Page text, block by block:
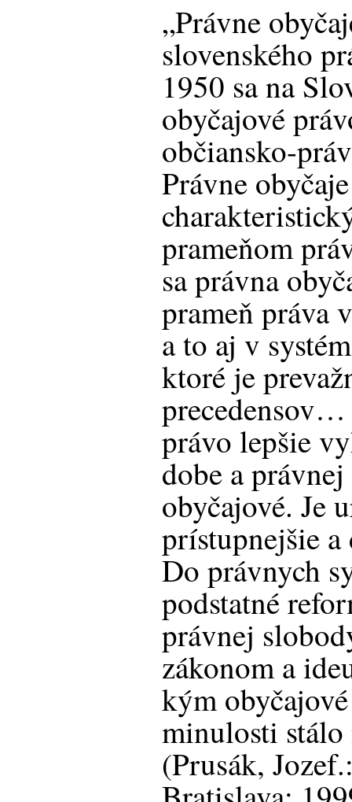
„Právne
slovenského
1950 sa na
obyčajové
občiansko-
Právne
prameňom
sa právna
prameň práva
a to aj v
ktoré je
precedensov…
právo lepšie
dobe a
obyčajové. Je
prístupnejšie
Do právnych
podstatné
právnej
zákonom a
kým
minulosti stálo
(Prusák,